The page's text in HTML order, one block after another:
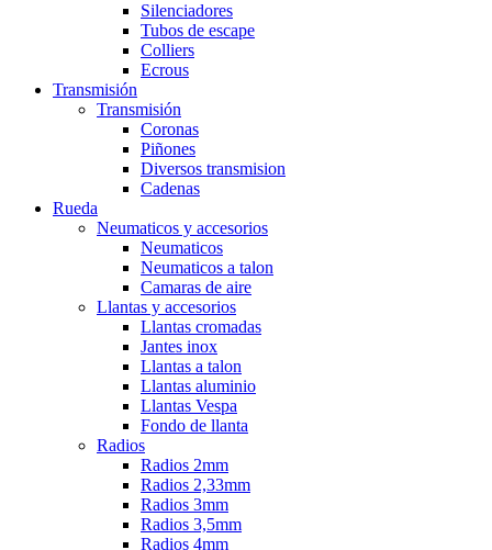
Silenciadores
Tubos de escape
Colliers
Ecrous
Transmisión
Transmisión
Coronas
Piñones
Diversos transmision
Cadenas
Rueda
Neumaticos y accesorios
Neumaticos
Neumaticos a talon
Camaras de aire
Llantas y accesorios
Llantas cromadas
Jantes inox
Llantas a talon
Llantas aluminio
Llantas Vespa
Fondo de llanta
Radios
Radios 2mm
Radios 2,33mm
Radios 3mm
Radios 3,5mm
Radios 4mm